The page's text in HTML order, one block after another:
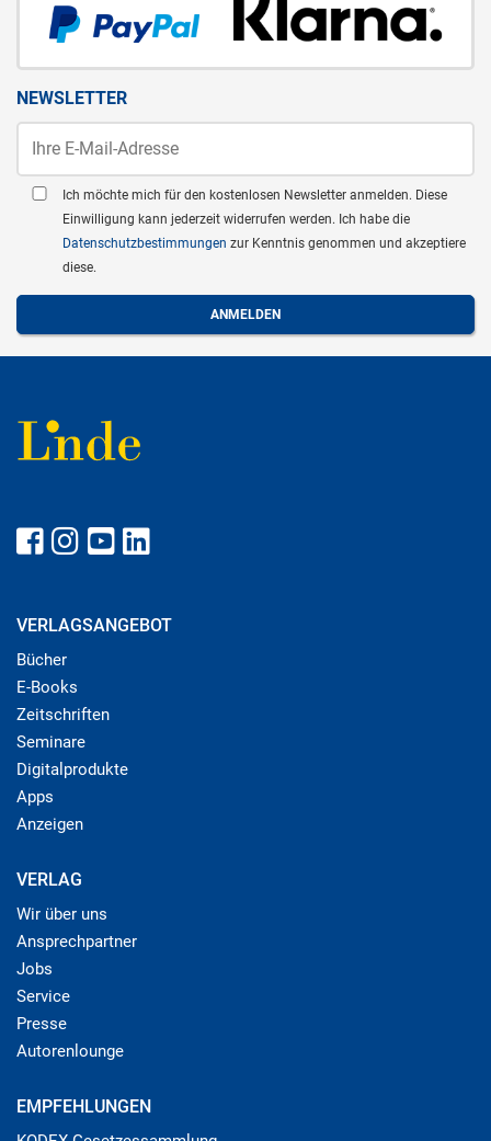
NEWSLETTER
Ich möchte mich für den kostenlosen Newsletter anmelden. Diese
Einwilligung kann jederzeit widerrufen werden. Ich habe die
Datenschutzbestimmungen zur Kenntnis genommen und akzeptiere
diese.
VERLAGSANGEBOT
Bücher
E-Books
Zeitschriften
Seminare
Digitalprodukte
Apps
Anzeigen
VERLAG
Wir über uns
Ansprechpartner
Jobs
Service
Presse
Autorenlounge
EMPFEHLUNGEN